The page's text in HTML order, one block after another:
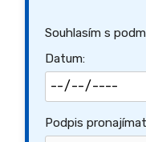
Souhlasím s
Datum:
Podpis